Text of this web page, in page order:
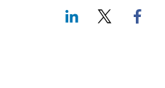
LinkedIn